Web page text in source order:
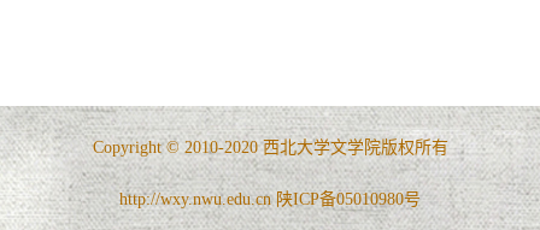
Copyright © 2010-2020 西北大学文学院版权所有
http://wxy.nwu.edu.cn 陕ICP备05010980号